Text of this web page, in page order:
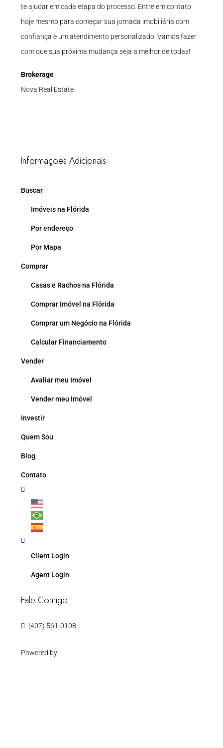
te ajudar em cada etapa do processo. Entre em contato
hoje mesmo para começar sua jornada imobiliária com
confiança e um atendimento personalizado. Vamos fazer
com que sua próxima mudança seja a melhor de todas!
Brokerage
Nova Real Estate
Informações Adicionais
Buscar
Imóveis na Flórida
Por endereço
Por Mapa
Comprar
Casas e Rachos na Flórida
Comprar Imóvel na Flórida
Comprar um Negócio na Flórida
Calcular Financiamento
Vender
Avaliar meu Imóvel
Vender meu Imóvel
Investir
Quem Sou
Blog
Contato
Client Login
Agent Login
Fale Comigo
(407) 561-0108
Powered by